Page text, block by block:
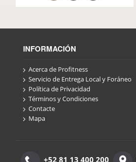
INFORMACIÓN
Acerca de Profitness
Servicio de Entrega Local y Foráneo
Política de Privacidad
Términos y Condiciones
Contacte
Mapa
+52 81 13 400 200